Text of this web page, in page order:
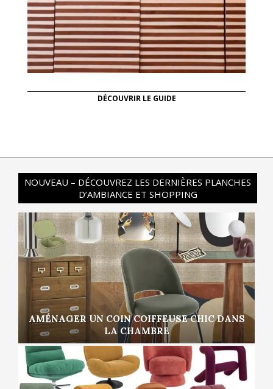
DÉCOUVRIR LE GUIDE
NOUVEAU – DÉCOUVREZ LES DERNIÈRES PLANCHES
D’AMBIANCE ET SHOPPING
AMÉNAGER UN COIN COIFFEUSE CHIC DANS
LA CHAMBRE